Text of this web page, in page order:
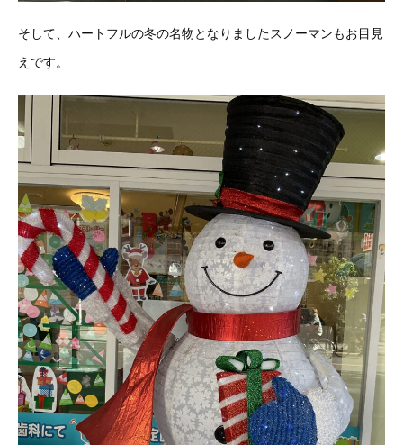
そして、ハートフルの冬の名物となりましたスノーマンもお目見
えです。